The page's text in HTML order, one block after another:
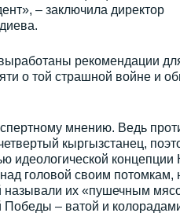
– заключила директор
рекомендации
о той страшной войне и
мнению. Ведь
кыргызстанец,
идеологической концепции
головой своим потомкам,
называли их «пушечным
Победы – ватой и